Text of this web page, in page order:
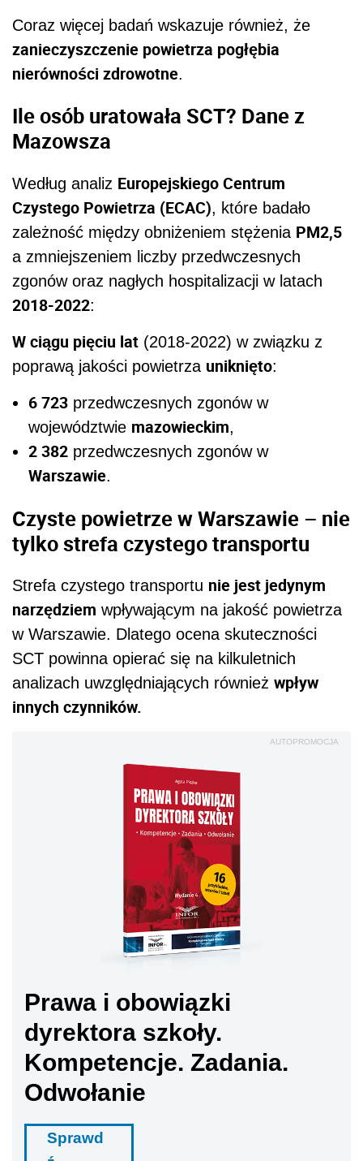
Coraz więcej badań wskazuje również, że
zanieczyszczenie powietrza pogłębia
nierówności zdrowotne.
Ile osób uratowała SCT? Dane z
Mazowsza
Według analiz Europejskiego Centrum
Czystego Powietrza (ECAC), które badało
zależność między obniżeniem stężenia PM2,5
a zmniejszeniem liczby przedwczesnych
zgonów oraz nagłych hospitalizacji w latach
2018-2022:
W ciągu pięciu lat (2018-2022) w związku z
poprawą jakości powietrza uniknięto:
6 723 przedwczesnych zgonów w
województwie mazowieckim,
2 382 przedwczesnych zgonów w
Warszawie.
Czyste powietrze w Warszawie – nie
tylko strefa czystego transportu
Strefa czystego transportu nie jest jedynym
narzędziem wpływającym na jakość powietrza
w Warszawie. Dlatego ocena skuteczności
SCT powinna opierać się na kilkuletnich
analizach uwzględniających również wpływ
innych czynników.
AUTOPROMOCJA
Prawa i obowiązki
dyrektora szkoły.
Kompetencje. Zadania.
Odwołanie
Sprawd